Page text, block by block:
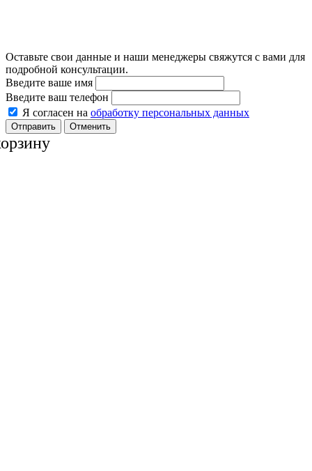
Оставьте свои данные и наши менеджеры свяжутся с вами для
подробной консультации.
Введите ваше имя
Введите ваш телефон
Я согласен на обработку персональных данных
Отменить